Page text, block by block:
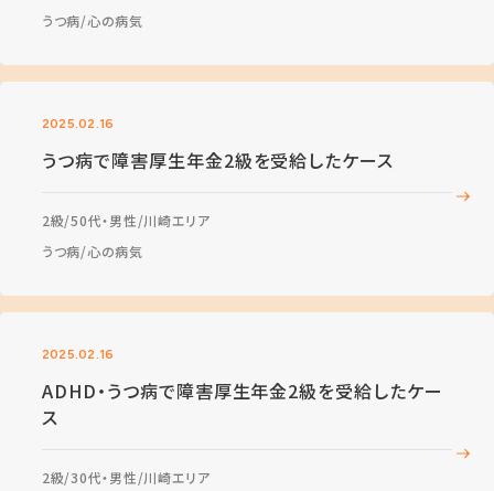
うつ病 心の病気
2025.02.16
うつ病で障害厚生年金2級を受給したケース
2級 50代・男性 川崎エリア
うつ病 心の病気
2025.02.16
ADHD・うつ病で障害厚生年金2級を受給したケー
ス
2級 30代・男性 川崎エリア